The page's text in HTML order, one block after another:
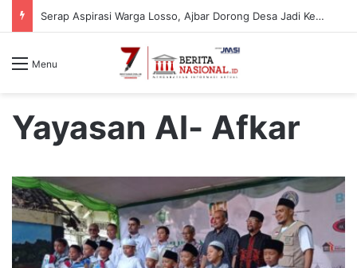
Serap Aspirasi Warga Losso, Ajbar Dorong Desa Jadi Kekuatan Ekonomi Masyarakat
Menu
Yayasan Al- Afkar